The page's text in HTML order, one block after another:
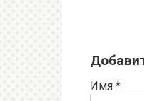
Имя *